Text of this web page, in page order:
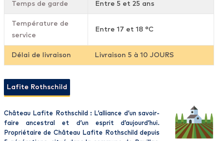
Temps de garde Entre 5 et 25 ans
Température de
service
Entre 17 et 18 °C
Délai de livraison Livraison 5 à 10 JOURS
Lafite Rothschild
Château Lafite Rothschild : L’alliance d’un savoir-
faire ancestral et d’un esprit d’aujourd’hui.
Propriétaire de Château Lafite Rothschild depuis